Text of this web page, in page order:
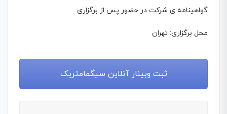
گواهینامه ی شرکت در حضور پس از برگزاری
محل برگزاری: تهران
ثبت وبینار آنلاین سیگمامتریک